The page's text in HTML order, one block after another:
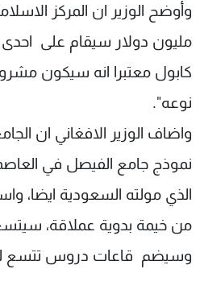
وأوضح الوزير ان المركز
مليون دولار سيقام على احدى
كابول معتبرا انه سيكون
نوعه".
واضاف الوزير الافغاني ان
نموذج جامع الفيصل في العاصمة
الذي مولته السعودية ايضا،
وسيضم قاعات دروس تتسع لـ5 آلاف